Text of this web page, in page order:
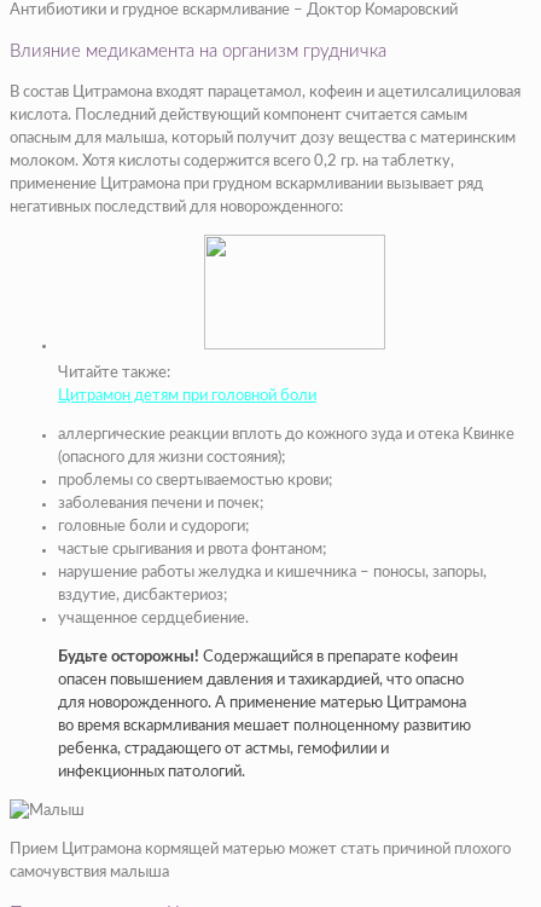
Антибиотики и грудное вскармливание – Доктор Комаровский
Влияние медикамента на организм грудничка
В состав Цитрамона входят парацетамол, кофеин и ацетилсалициловая
кислота. Последний действующий компонент считается самым
опасным для малыша, который получит дозу вещества с материнским
молоком. Хотя кислоты содержится всего 0,2 гр. на таблетку,
применение Цитрамона при грудном вскармливании вызывает ряд
негативных последствий для новорожденного:
Читайте также:
Цитрамон детям при головной боли
аллергические реакции вплоть до кожного зуда и отека Квинке
(опасного для жизни состояния);
проблемы со свертываемостью крови;
заболевания печени и почек;
головные боли и судороги;
частые срыгивания и рвота фонтаном;
нарушение работы желудка и кишечника – поносы, запоры,
вздутие, дисбактериоз;
учащенное сердцебиение.
Будьте осторожны! Содержащийся в препарате кофеин
опасен повышением давления и тахикардией, что опасно
для новорожденного. А применение матерью Цитрамона
во время вскармливания мешает полноценному развитию
ребенка, страдающего от астмы, гемофилии и
инфекционных патологий.
Прием Цитрамона кормящей матерью может стать причиной плохого
самочувствия малыша